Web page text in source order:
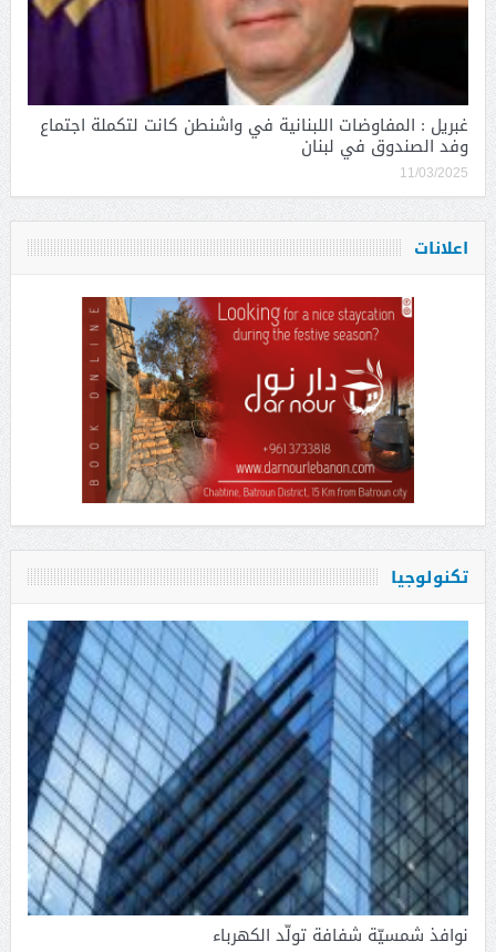
غبريل : المفاوضات اللبنانية في واشنطن كانت لتكملة اجتماع
وفد الصندوق في لبنان
11/03/2025
اعلانات
تكنولوجيا
نوافذ شمسيّة شفافة تولّد الكهرباء